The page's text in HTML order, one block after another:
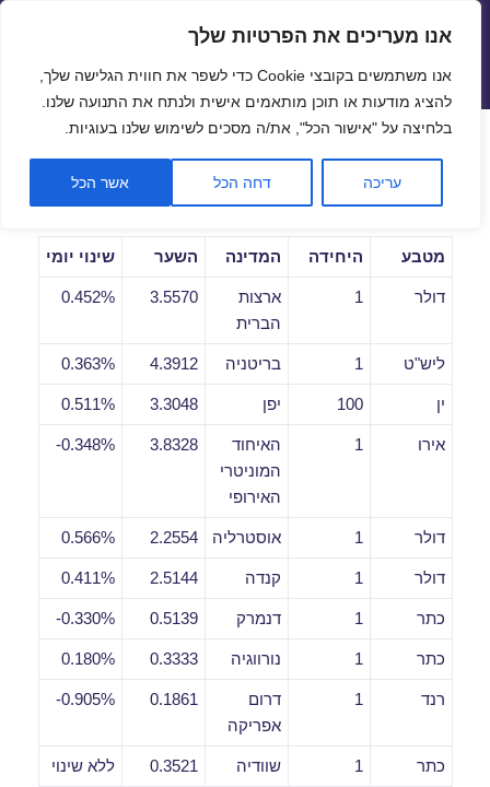
פתח
אנו מעריכים את הפרטיות שלך
אנו משתמשים בקובצי Cookie כדי לשפר את חווית הגלישה שלך,
להציג מודעות או תוכן מותאמים אישית ולנתח את התנועה שלנו.
בלחיצה על "אישור הכל", את/ה מסכים לשימוש שלנו בעוגיות.
עריכה דחה הכל אשר הכל
שערי חליפין יציגים – שער יציג
תפריטים
ווידג'טים
שערי חליפין יומיים לתאריך
23/04/2020
מטבע היחידה המדינה השער שינוי יומי
דולר 1
ארצות
הברית
3.5570
0.452%
ליש"ט 1 בריטניה 4.3912
0.363%
ין 100 יפן 3.3048
0.511%
אירו 1
האיחוד
המוניטרי
האירופי
3.8328
0.348%-
דולר 1 אוסטרליה 2.2554
0.566%
דולר 1 קנדה 2.5144
0.411%
כתר 1 דנמרק 0.5139
0.330%-
כתר 1 נורווגיה 0.3333
0.180%
רנד 1
דרום
אפריקה
0.1861
0.905%-
כתר 1 שוודיה 0.3521 ללא שינוי